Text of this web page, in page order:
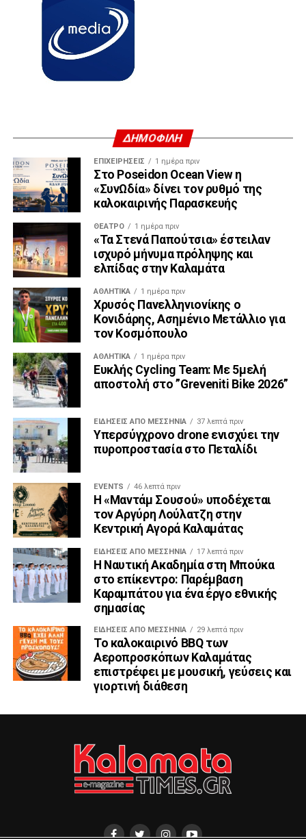
ΔΗΜΟΦΙΛΗ
ΕΠΙΧΕΙΡΉΣΕΙΣ 1 ημέρα πριν
Στο Poseidon Ocean View η
«ΣυνΩδία» δίνει τον ρυθμό της
καλοκαιρινής Παρασκευής
ΘΈΑΤΡΟ 1 ημέρα πριν
«Τα Στενά Παπούτσια» έστειλαν
ισχυρό μήνυμα πρόληψης και
ελπίδας στην Καλαμάτα
ΑΘΛΗΤΙΚΆ 1 ημέρα πριν
Χρυσός Πανελληνιονίκης ο
Κονιδάρης, Ασημένιο Μετάλλιο για
τον Κοσμόπουλο
ΑΘΛΗΤΙΚΆ 1 ημέρα πριν
Ευκλής Cycling Team: Με 5μελή
αποστολή στο ”Greveniti Bike 2026”
ΕΙΔΉΣΕΙΣ ΑΠΟ ΜΕΣΣΗΝΊΑ 37 λεπτά πριν
Υπερσύγχρονο drone ενισχύει την
πυροπροστασία στο Πεταλίδι
EVENTS 46 λεπτά πριν
Η «Μαντάμ Σουσού» υποδέχεται
τον Αργύρη Λούλατζη στην
Κεντρική Αγορά Καλαμάτας
ΕΙΔΉΣΕΙΣ ΑΠΟ ΜΕΣΣΗΝΊΑ 17 λεπτά πριν
Η Ναυτική Ακαδημία στη Μπούκα
στο επίκεντρο: Παρέμβαση
Καραμπάτου για ένα έργο εθνικής
σημασίας
ΕΙΔΉΣΕΙΣ ΑΠΟ ΜΕΣΣΗΝΊΑ 29 λεπτά πριν
Το καλοκαιρινό BBQ των
Αεροπροσκόπων Καλαμάτας
επιστρέφει με μουσική, γεύσεις και
γιορτινή διάθεση